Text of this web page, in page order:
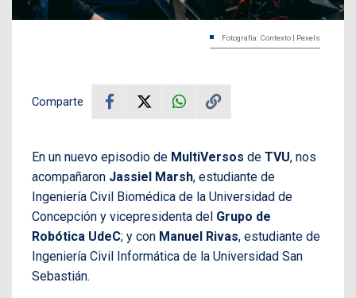
Fotografía: Contexto | Pexels
Comparte
En un nuevo episodio de MultiVersos de TVU, nos
acompañaron Jassiel Marsh, estudiante de
Ingeniería Civil Biomédica de la Universidad de
Concepción y vicepresidenta del Grupo de
Robótica UdeC; y con Manuel Rivas, estudiante de
Ingeniería Civil Informática de la Universidad San
Sebastián.